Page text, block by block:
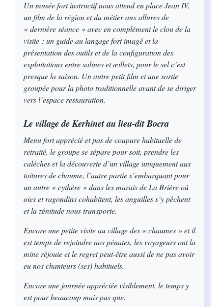
Un musée fort instructif nous attend en place Jean IV,
un film de la région et du métier aux allures de
« dernière séance » avec en complément le clou de la
visite : un guide au langage fort imagé et la
présentation des outils et de la configuration des
exploitations entre salines et œillets, pour le sel c’est
presque la saison. Un autre petit film et une sortie
groupée pour la photo traditionnelle avant de se diriger
vers l’espace restauration.
Le village de Kerhinet au lieu-dit Bocra
Menu fort apprécié et pas de coupure habituelle de
retraité, le groupe se sépare pour soit, prendre les
calèches et la découverte d’un village uniquement aux
toitures de chaume, l’autre partie s’embarquant pour
un autre « cythère » dans les marais de La Brière où
oies et ragondins cohabitent, les anguilles s’y pêchent
et la zénitude nous transporte.
Encore une petite visite au village des « chaumes » et il
est temps de rejoindre nos pénates, les voyageurs ont la
mine réjouie et le regret peut-être aussi de ne pas avoir
eu nos chanteurs (ses) habituels.
Encore une journée appréciée visiblement, le temps y
est pour beaucoup mais pas que.